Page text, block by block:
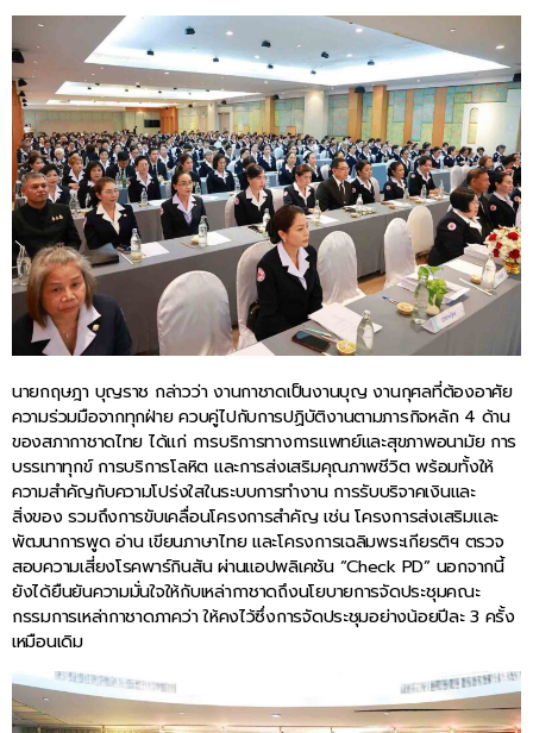
นายกฤษฎา บุญราช กล่าวว่า งานกาชาดเป็นงานบุญ งานกุศลที่ต้องอาศัย
ความร่วมมือจากทุกฝ่าย ควบคู่ไปกับการปฏิบัติงานตามภารกิจหลัก 4 ด้าน
ของสภากาชาดไทย ได้แก่ การบริการทางการแพทย์และสุขภาพอนามัย การ
บรรเทาทุกข์ การบริการโลหิต และการส่งเสริมคุณภาพชีวิต พร้อมทั้งให้
ความสำคัญกับความโปร่งใสในระบบการทำงาน การรับบริจาคเงินและ
สิ่งของ รวมถึงการขับเคลื่อนโครงการสำคัญ เช่น โครงการส่งเสริมและ
พัฒนาการพูด อ่าน เขียนภาษาไทย และโครงการเฉลิมพระเกียรติฯ ตรวจ
สอบความเสี่ยงโรคพาร์กินสัน ผ่านแอปพลิเคชัน “Check PD” นอกจากนี้
ยังได้ยืนยันความมั่นใจให้กับเหล่ากาชาดถึงนโยบายการจัดประชุมคณะ
กรรมการเหล่ากาชาดภาคว่า ให้คงไว้ซึ่งการจัดประชุมอย่างน้อยปีละ 3 ครั้ง
เหมือนเดิม